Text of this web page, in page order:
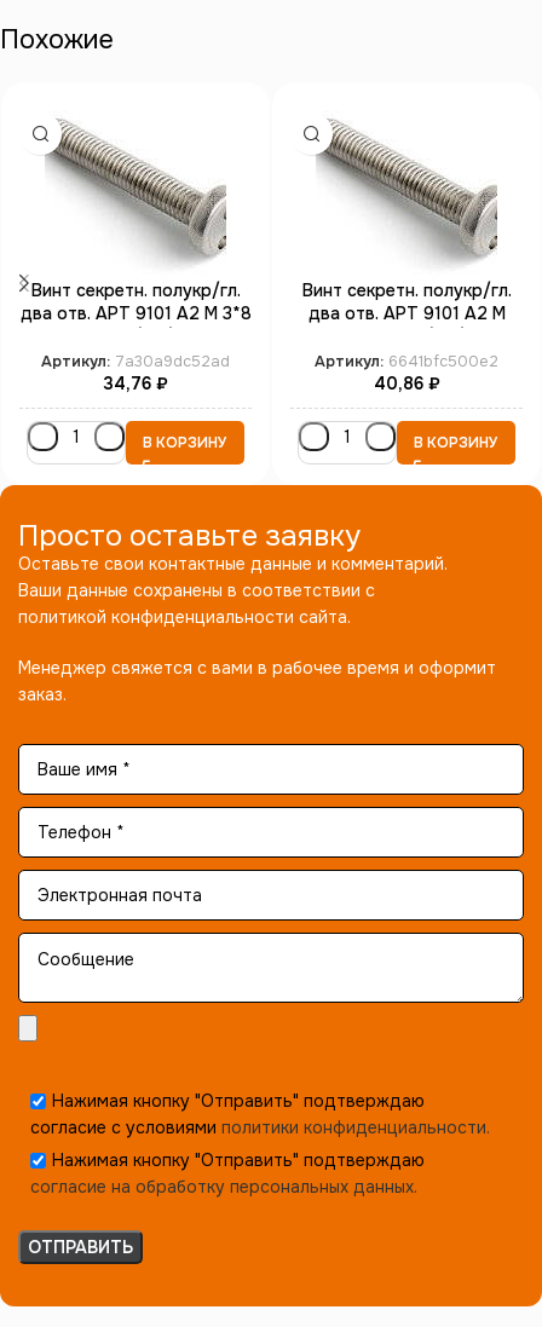
Похожие
Винт секретн. полукр/гл.
два отв. АРТ 9101 А2 M 3*8
Артикул: 7a30a9dc52ad
34,76 ₽
В КОРЗИНУ
Винт секретн. полукр/гл.
два отв. АРТ 9101 А2 M
Артикул: 6641bfc500e2
40,86 ₽
В КОРЗИНУ
Просто оставьте заявку
Оставьте свои контактные данные и комментарий.
Ваши данные сохранены в соответствии с
политикой конфиденциальности сайта.
Менеджер свяжется с вами в рабочее время и оформит
заказ.
Нажимая кнопку "Отправить" подтверждаю
согласие с условиями политики конфиденциальности.
Нажимая кнопку "Отправить" подтверждаю
согласие на обработку персональных данных.